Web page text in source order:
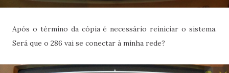
Após o término da cópia é necessário reiniciar o sistema.
Será que o 286 vai se conectar à minha rede?